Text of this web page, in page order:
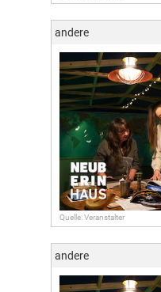
andere
Quelle: Veranstalter
andere